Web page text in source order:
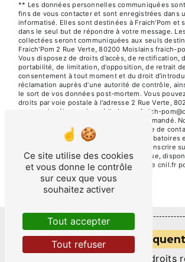
** Les données personnelles communiquées
fins de vous contacter et sont enregistrées dans
informatisé. Elles sont destinées à Fraich'Pom et
dans le seul but de répondre à votre message.
collectées seront communiquées aux seuls
Fraich'Pom 2 Rue Verte, 80200 Moislains fraich-
Vous disposez de droits d’accès, de rectification,
portabilité, de limitation, d’opposition, de retrait
consentement à tout moment et du droit
réclamation auprès d’une autorité de contrôle,
le sort de vos données post-mortem. Vous
droits par voie postale à l'adresse 2 Rue Verte,
par courrier électronique à l'adresse fraich-
justificatif d'identité pourra vous être demandé.
vos données pendant la période de prise de
durée de prescription légale aux fins probatoires
contentieux. Vous avez le droit de vous inscrire
d'opposition au démarchage téléphonique,
adresse: Bloctel.gouv.fr . Consultez le site cnil.fr
Recherches
- 2026 - Tous droits
Ce site utilise des cookies
et vous donne le contrôle
sur ceux que vous
souhaitez activer
Tout accepter
Tout refuser